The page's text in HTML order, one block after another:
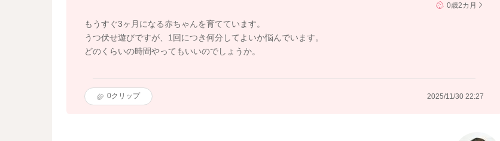
0歳2カ月
もうすぐ3ヶ月になる赤ちゃんを育てています。
うつ伏せ遊びですが、1回につき何分してよいか悩んでいます。
どのくらいの時間やってもいいのでしょうか。
0クリップ 2025/11/30 22:27